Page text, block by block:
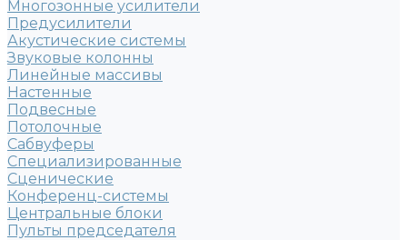
Многозонные усилители
Предусилители
Акустические системы
Звуковые колонны
Линейные массивы
Настенные
Подвесные
Потолочные
Сабвуферы
Специализированные
Сценические
Конференц-системы
Центральные блоки
Пульты председателя